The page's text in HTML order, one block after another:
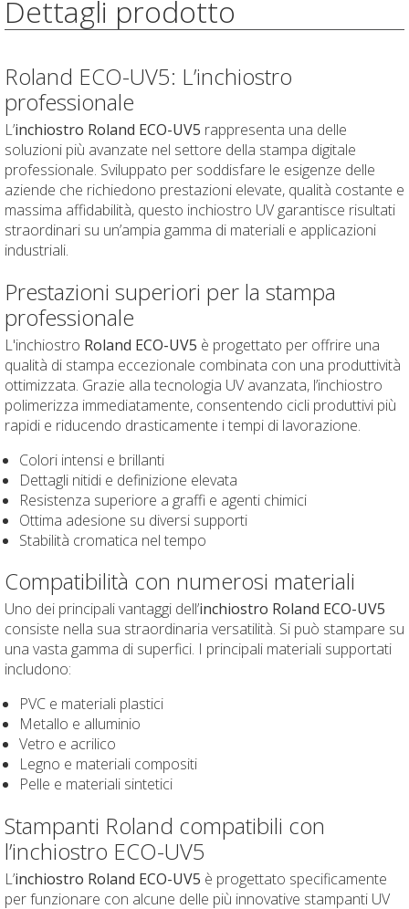
Dettagli prodotto
Roland ECO-UV5: L’inchiostro
professionale
L’inchiostro Roland ECO-UV5 rappresenta una delle
soluzioni più avanzate nel settore della stampa digitale
professionale. Sviluppato per soddisfare le esigenze delle
aziende che richiedono prestazioni elevate, qualità costante e
massima affidabilità, questo inchiostro UV garantisce risultati
straordinari su un’ampia gamma di materiali e applicazioni
industriali.
Prestazioni superiori per la stampa
professionale
L'inchiostro Roland ECO-UV5 è progettato per offrire una
qualità di stampa eccezionale combinata con una produttività
ottimizzata. Grazie alla tecnologia UV avanzata, l’inchiostro
polimerizza immediatamente, consentendo cicli produttivi più
rapidi e riducendo drasticamente i tempi di lavorazione.
Colori intensi e brillanti
Dettagli nitidi e definizione elevata
Resistenza superiore a graffi e agenti chimici
Ottima adesione su diversi supporti
Stabilità cromatica nel tempo
Compatibilità con numerosi materiali
Uno dei principali vantaggi dell’inchiostro Roland ECO-UV5
consiste nella sua straordinaria versatilità. Si può stampare su
una vasta gamma di superfici. I principali materiali supportati
includono:
PVC e materiali plastici
Metallo e alluminio
Vetro e acrilico
Legno e materiali compositi
Pelle e materiali sintetici
Stampanti Roland compatibili con
l’inchiostro ECO-UV5
L’inchiostro Roland ECO-UV5 è progettato specificamente
per funzionare con alcune delle più innovative stampanti UV